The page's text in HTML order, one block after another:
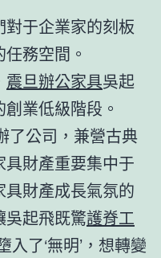
于企業家的刻板
務空間。
震旦辦公家具吳起
業低級階段。
了公司，兼營古典
財產重要集中于
具財產成長氣氛的
吳起飛既驚護脊工
了‘無明’，想轉變